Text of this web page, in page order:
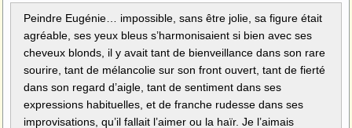
Peindre Eugénie… impossible, sans être jolie, sa figure était
agréable, ses yeux bleus s’harmonisaient si bien avec ses
cheveux blonds, il y avait tant de bienveillance dans son rare
sourire, tant de mélancolie sur son front ouvert, tant de fierté
dans son regard d’aigle, tant de sentiment dans ses
expressions habituelles, et de franche rudesse dans ses
improvisations, qu’il fallait l’aimer ou la haïr. Je l’aimais